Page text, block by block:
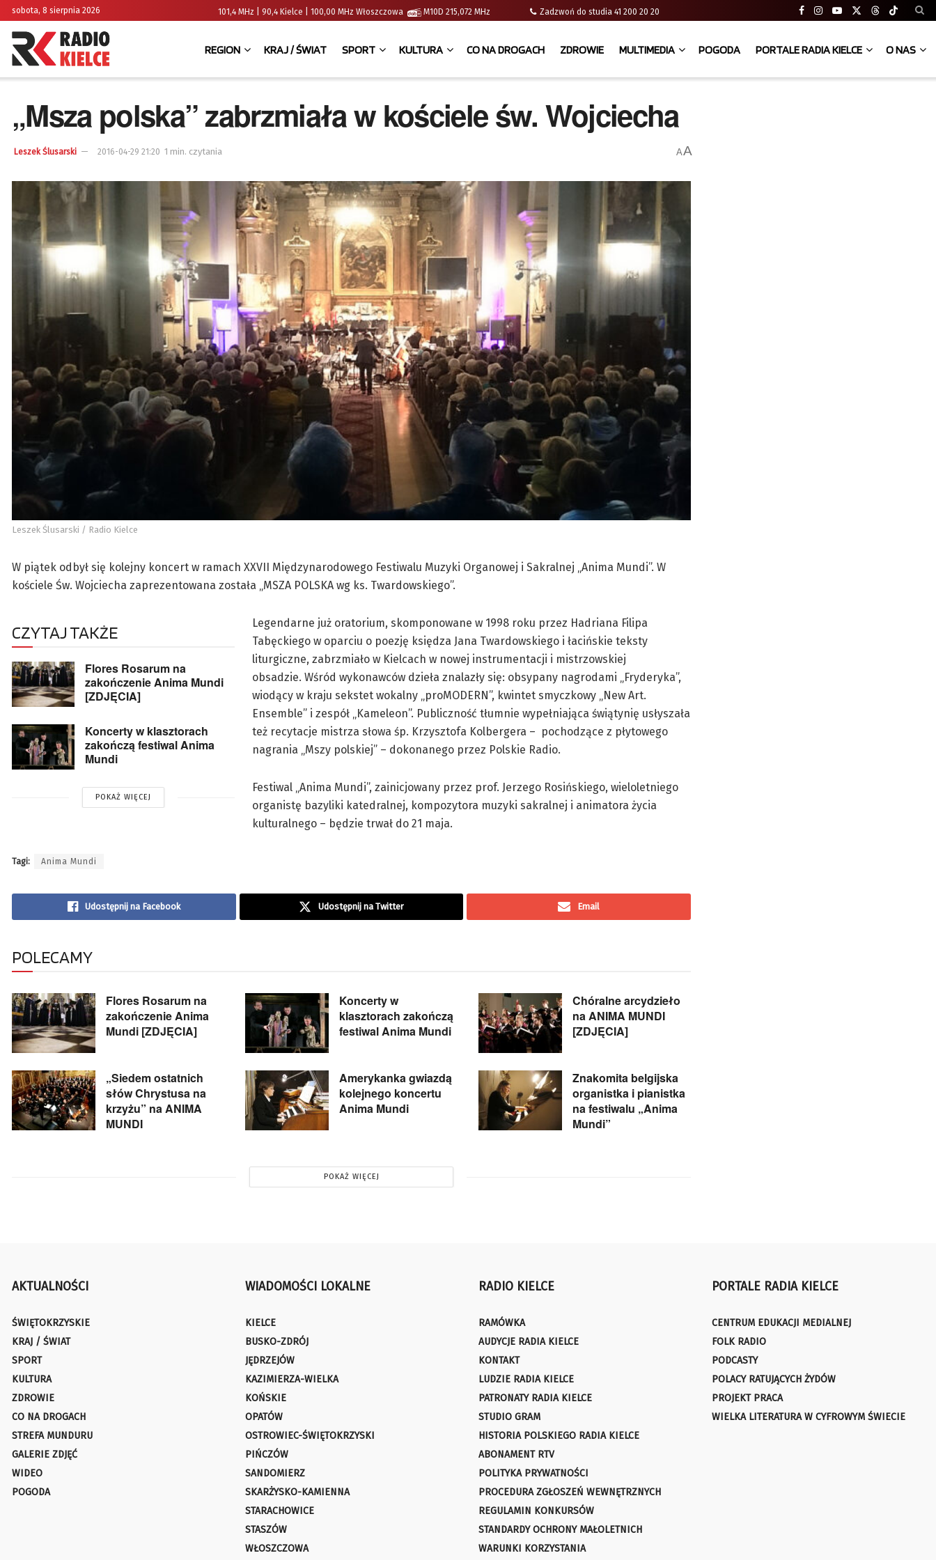
sobota, 8 sierpnia 2026 101,4 MHz | 90,4 Kielce | 100,00 MHz Włoszczowa M10D 215,072 MHz Zadzwoń do studia 41 200 20 20
REGION KRAJ / ŚWIAT SPORT KULTURA CO NA DROGACH ZDROWIE MULTIMEDIA POGODA PORTALE RADIA KIELCE O NAS
„Msza polska” zabrzmiała w kościele św. Wojciecha
Leszek Ślusarski 2016-04-29 21:20 1 min. czytania AA
Leszek Ślusarski / Radio Kielce
W piątek odbył się kolejny koncert w ramach XXVII Międzynarodowego Festiwalu Muzyki Organowej i Sakralnej „Anima Mundi”. W
kościele Św. Wojciecha zaprezentowana została „MSZA POLSKA wg ks. Twardowskiego”.
CZYTAJ TAKŻE
Flores Rosarum na
zakończenie Anima Mundi
[ZDJĘCIA]
Koncerty w klasztorach
zakończą festiwal Anima
Mundi
POKAŻ WIĘCEJ
Legendarne już oratorium, skomponowane w 1998 roku przez Hadriana Filipa
Tabęckiego w oparciu o poezję księdza Jana Twardowskiego i łacińskie teksty
liturgiczne, zabrzmiało w Kielcach w nowej instrumentacji i mistrzowskiej
obsadzie. Wśród wykonawców dzieła znalazły się: obsypany nagrodami „Fryderyka”,
wiodący w kraju sekstet wokalny „proMODERN”, kwintet smyczkowy „New Art.
Ensemble” i zespół „Kameleon”. Publiczność tłumnie wypełniająca świątynię usłyszała
też recytacje mistrza słowa śp. Krzysztofa Kolbergera – pochodzące z płytowego
nagrania „Mszy polskiej” – dokonanego przez Polskie Radio.
Festiwal „Anima Mundi”, zainicjowany przez prof. Jerzego Rosińskiego, wieloletniego
organistę bazyliki katedralnej, kompozytora muzyki sakralnej i animatora życia
kulturalnego – będzie trwał do 21 maja.
Tagi: Anima Mundi
Udostępnij na Facebook Udostępnij na Twitter Email
POLECAMY
Flores Rosarum na
zakończenie Anima
Mundi [ZDJĘCIA]
Koncerty w
klasztorach zakończą
festiwal Anima Mundi
Chóralne arcydzieło
na ANIMA MUNDI
[ZDJĘCIA]
„Siedem ostatnich
słów Chrystusa na
krzyżu” na ANIMA
MUNDI
Amerykanka gwiazdą
kolejnego koncertu
Anima Mundi
Znakomita belgijska
organistka i pianistka
na festiwalu „Anima
Mundi”
POKAŻ WIĘCEJ
AKTUALNOŚCI
ŚWIĘTOKRZYSKIE
KRAJ / ŚWIAT
SPORT
KULTURA
ZDROWIE
CO NA DROGACH
STREFA MUNDURU
GALERIE ZDJĘĆ
WIDEO
POGODA
WIADOMOŚCI LOKALNE
KIELCE
BUSKO-ZDRÓJ
JĘDRZEJÓW
KAZIMIERZA-WIELKA
KOŃSKIE
OPATÓW
OSTROWIEC-ŚWIĘTOKRZYSKI
PIŃCZÓW
SANDOMIERZ
SKARŻYSKO-KAMIENNA
STARACHOWICE
STASZÓW
WŁOSZCZOWA
RADIO KIELCE
RAMÓWKA
AUDYCJE RADIA KIELCE
KONTAKT
LUDZIE RADIA KIELCE
PATRONATY RADIA KIELCE
STUDIO GRAM
HISTORIA POLSKIEGO RADIA KIELCE
ABONAMENT RTV
POLITYKA PRYWATNOŚCI
PROCEDURA ZGŁOSZEŃ WEWNĘTRZNYCH
REGULAMIN KONKURSÓW
STANDARDY OCHRONY MAŁOLETNICH
WARUNKI KORZYSTANIA
PORTALE RADIA KIELCE
CENTRUM EDUKACJI MEDIALNEJ
FOLK RADIO
PODCASTY
POLACY RATUJĄCYCH ŻYDÓW
PROJEKT PRACA
WIELKA LITERATURA W CYFROWYM ŚWIECIE